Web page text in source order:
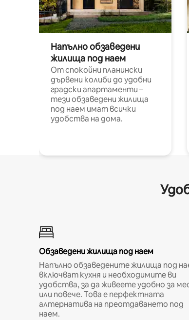
Напълно обзаведени
жилища под наем
От спокойни планински
дървени колиби до удобни
градски апартаменти –
тези обзаведени жилища
под наем имат всички
удобства на дома.
Обзаведени жилища под наем
Напълно обзаведените жилища под
включват кухня и необходимите ви
удобства, за да живеете удобно за
или повече. Това е перфектната
алтернатива на преотдаването под
наем.